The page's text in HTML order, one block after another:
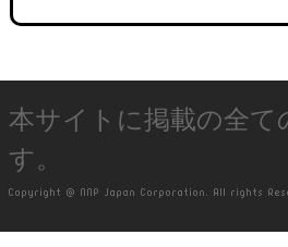
本サイトに掲載の全
す。